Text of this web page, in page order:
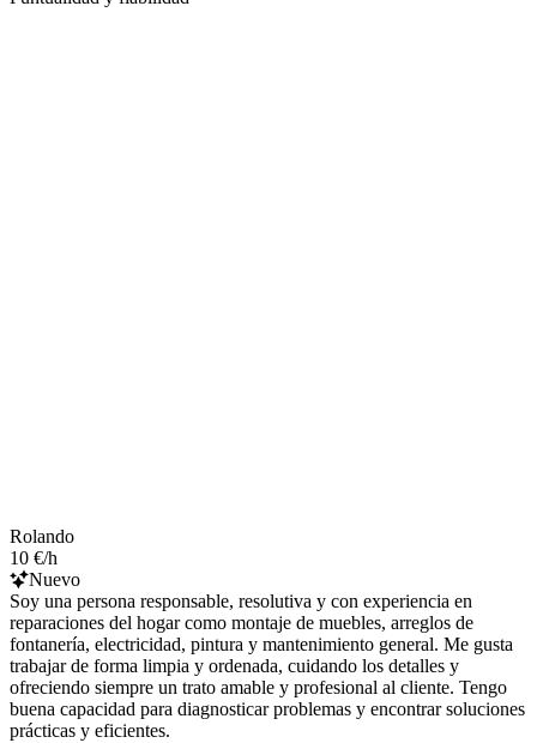
Rolando
10 €/h
Nuevo
Soy una persona responsable, resolutiva y con experiencia en
reparaciones del hogar como montaje de muebles, arreglos de
fontanería, electricidad, pintura y mantenimiento general. Me gusta
trabajar de forma limpia y ordenada, cuidando los detalles y
ofreciendo siempre un trato amable y profesional al cliente. Tengo
buena capacidad para diagnosticar problemas y encontrar soluciones
prácticas y eficientes.